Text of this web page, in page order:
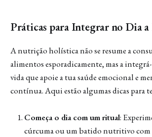
Práticas para Integrar no Dia
A nutrição holística não se resume a
alimentos esporadicamente, mas a
vida que apoie a tua saúde emocional e
contínua. Aqui estão algumas dicas para
Começa o dia com um ritual:
cúrcuma ou um batido nutritivo com